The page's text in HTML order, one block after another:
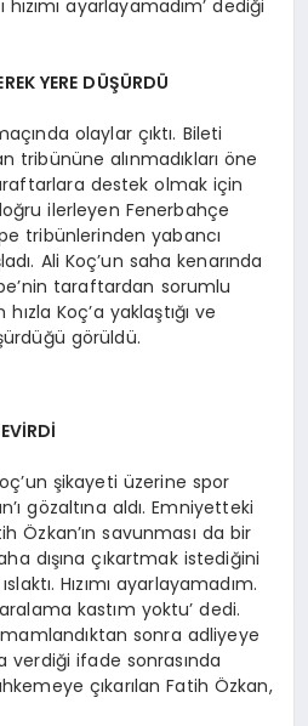
hızımı ayarlayamadım’ dediği
YERE DÜŞÜRDÜ
olaylar çıktı. Bileti
tribününe alınmadıkları öne
destek olmak için
ilerleyen Fenerbahçe
tribünlerinden yabancı
Ali Koç’un saha kenarında
taraftardan sorumlu
Koç’a yaklaştığı ve
görüldü.
şikayeti üzerine spor
gözaltına aldı. Emniyetteki
Özkan’ın savunması da bir
dışına çıkartmak istediğini
Hızımı ayarlayamadım.
kastım yoktu’ dedi.
sonra adliyeye
verdiği ifade sonrasında
çıkarılan Fatih Özkan,